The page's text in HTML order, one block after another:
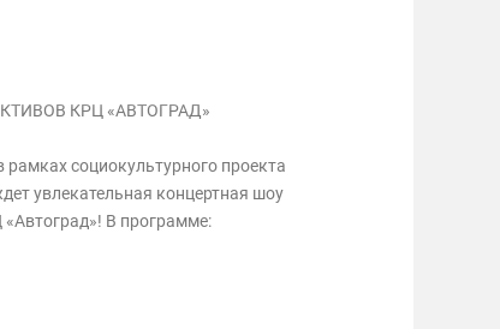
КРЦ «АВТОГРАД»
социокультурного проекта
увлекательная концертная шоу
В программе: